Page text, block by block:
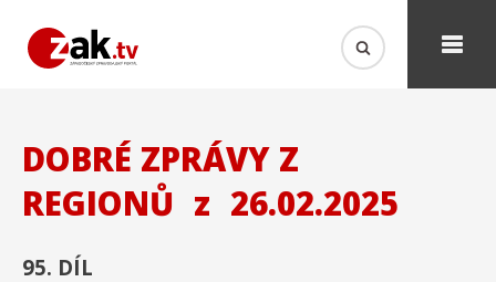
DOBRÉ ZPRÁVY Z
REGIONŮ z 26.02.2025
95. DÍL